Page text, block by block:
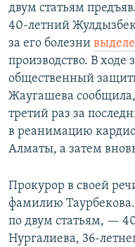
двум статьям
40-летний Жулдызбек
за его болезни
производство. В ходе
общественный
Жаугашева
третий раз за
в реанимацию
Алматы, а затем
Прокурор в своей
фамилию
по двум статьям, —
Нургалиева, 36-